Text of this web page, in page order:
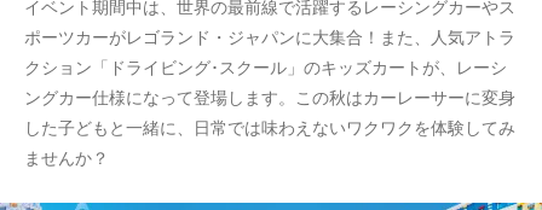
イベント期間中は、世界の最前線で活躍するレーシングカーやス
ポーツカーがレゴランド・ジャパンに大集合！また、人気アトラ
クション「ドライビング･スクール」のキッズカートが、レーシ
ングカー仕様になって登場します。この秋はカーレーサーに変身
した子どもと一緒に、日常では味わえないワクワクを体験してみ
ませんか？